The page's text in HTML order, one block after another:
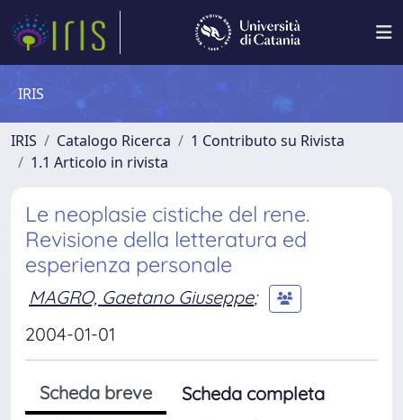
IRIS
IRIS Catalogo Ricerca
1 Contributo su Rivista
1.1 Articolo in rivista
Le neoplasie cistiche del rene.
Revisione della letteratura ed
esperienza personale
MAGRO, Gaetano Giuseppe;
2004-01-01
Scheda breve
Scheda completa